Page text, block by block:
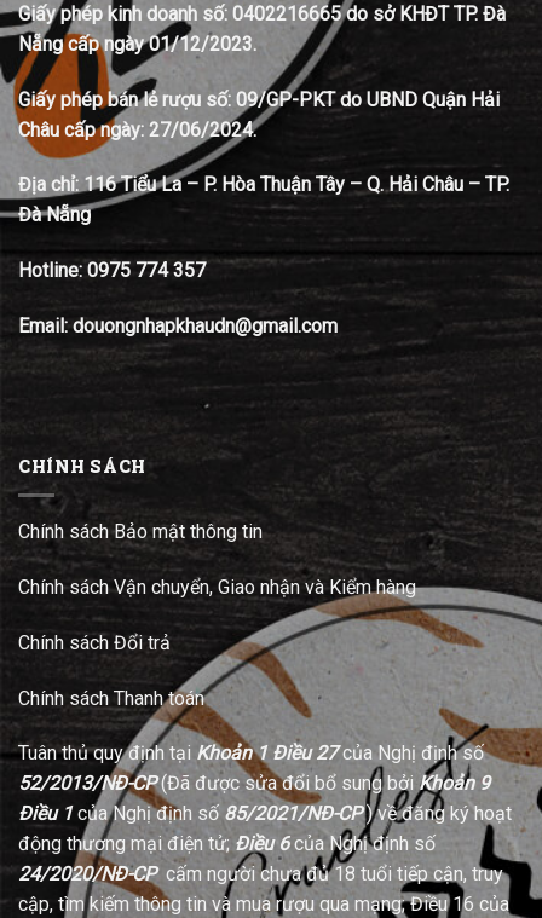
Giấy phép kinh doanh số: 0402216665 do sở KHĐT TP. Đà
Nẵng cấp ngày 01/12/2023.
Giấy phép bán lẻ rượu số: 09/GP-PKT do UBND Quận Hải
Châu cấp ngày: 27/06/2024.
Địa chỉ: 116 Tiểu La – P. Hòa Thuận Tây – Q. Hải Châu – TP.
Đà Nẵng
Hotline: 0975 774 357
Email: douongnhapkhaudn@gmail.com
CHÍNH SÁCH
Chính sách Bảo mật thông tin
Chính sách Vận chuyển, Giao nhận và Kiểm hàng
Chính sách Đổi trả
Chính sách Thanh toán
Tuân thủ quy định tại Khoản 1 Điều 27của Nghị định số
52/2013/NĐ-CP(Đã được sửa đổi bổ sung bởi Khoản 9
Điều 1của Nghị định số 85/2021/NĐ-CP) về đăng ký hoạt
động thương mại điện tử; Điều 6của Nghị định số
24/2020/NĐ-CPcấm người chưa đủ 18 tuổi tiếp cận, truy
cập, tìm kiếm thông tin và mua rượu qua mạng; Điều 16 của